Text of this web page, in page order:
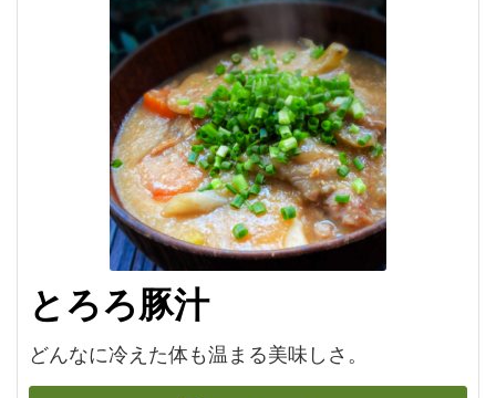
とろろ豚汁
どんなに冷えた体も温まる美味しさ。